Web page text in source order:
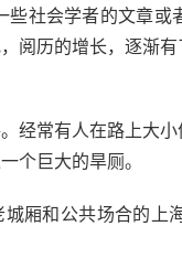
些社会学者的文章或
阅历的增长，逐渐
经常有人在路上大
个巨大的旱厕。
厢和公共场合的上